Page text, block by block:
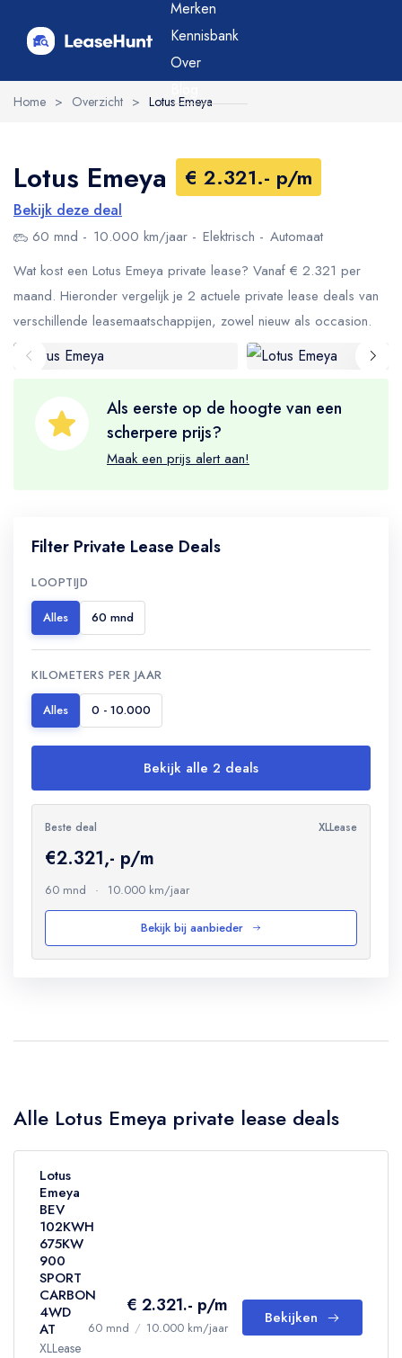
Merken
Kennisbank
Over
Home > Overzicht > Lotus Emeya
Lotus Emeya € 2.321.- p/m
Bekijk deze deal
60 mnd 10.000 km/jaar Elektrisch
Automaat
Wat kost een Lotus Emeya private lease? Vanaf € 2.321 per
maand. Hieronder vergelijk je 2 actuele private lease deals van
verschillende leasemaatschappijen, zowel nieuw als occasion.
Als eerste op de hoogte van een
scherpere prijs?
Maak een prijs alert aan!
Filter Private Lease Deals
LOOPTIJD
Alles 60 mnd
KILOMETERS PER JAAR
Alles 0 - 10.000
Bekijk alle 2 deals
Beste deal XLLease
€2.321,- p/m
60 mnd · 10.000 km/jaar
Bekijk bij aanbieder
Alle Lotus Emeya private lease deals
Lotus
Emeya
BEV
102KWH
675KW
900
SPORT
CARBON
4WD
AT
XLLease
€ 2.321.- p/m
60 mnd / 10.000 km/jaar
Bekijken